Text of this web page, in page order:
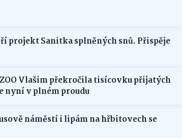
projekt Sanitka splněných snů. Přispěje
Vlašim překročila tisícovku přijatých
nyní v plném proudu
náměstí i lipám na hřbitovech se